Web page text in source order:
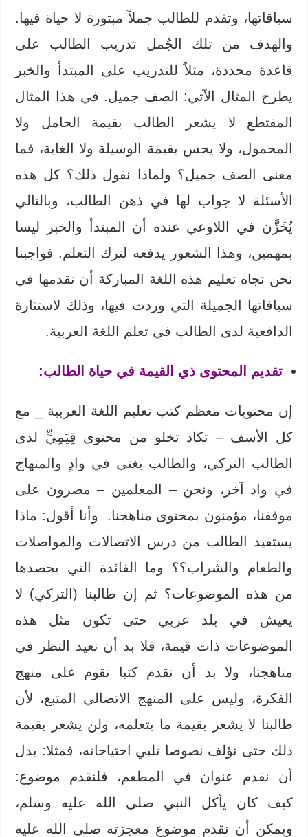
سياقاتها، وتقدم للطالب جملاً مبتورة لا حياة فيها.
والهدف من تلك الجُمل تدريب الطالب على
قاعدة محددة، مثلاً للتدريب على المبتدأ والخبر
يطرح المثال الآتي: الصف جميل. في هذا المثال
المقتطع لا يشعر الطالب بقيمة الحامل ولا
المحمول، ولا يحس بقيمة الوسيلة ولا الغاية، فما
معنى الصف جميل؟ ولماذا نقول ذلك؟ كل هذه
الأسئلة لا جواب لها في ذهن الطالب، وبالتالي
يُخَزَّن في اللاوعي عنده أن المبتدأ والخبر ليسا
بمهمين، وهذا الشعور يدفعه لترك التعلم. فواجبنا
نحن تجاه تعليم هذه اللغة المباركة أن نقدمها في
سياقاتها الجميلة التي وردت فيها، وذلك لاستثارة
الدافعية لدى الطالب في تعلم اللغة العربية.
تقديم المحتوى ذي القيمة في حياة الطالب:
إن محتويات معظم كتب تعليم اللغة العربية _ مع
كل الأسف – تكاد تخلو من محتوى قِيَمِيٍّ لدى
الطالب التركي، والطالب يغني في وادٍ والمنهاج
في واد آخر، ونحن – المعلمين – مصرون على
موقفنا، مؤمنون بمحتوى مناهجنا. وأنا أقول: ماذا
يستفيد الطالب من درس الاتصالات والمواصلات
والطعام والشراب؟؟ وما الفائدة التي يحصدها
من هذه الموضوعات؟ ثم إن طالبنا (التركي) لا
يعيش في بلد عربي حتى تكون مثل هذه
الموضوعات ذات قيمة، فلا بد أن نعيد النظر في
مناهجنا، ولا بد أن نقدم كتبا تقوم على منهج
الفكرة، وليس على المنهج الاتصالي المتبع، لأن
طالبنا لا يشعر بقيمة ما يتعلمه، ولن يشعر بقيمة
ذلك حتى نؤلف نصوصا تلبي احتياجاته، فمثلا: بدل
أن نقدم عنوان في المطعم، فلنقدم موضوع:
كيف كان يأكل النبي صلى الله عليه وسلم،
ويمكن أن نقدم موضوع معجزته صلى الله عليه